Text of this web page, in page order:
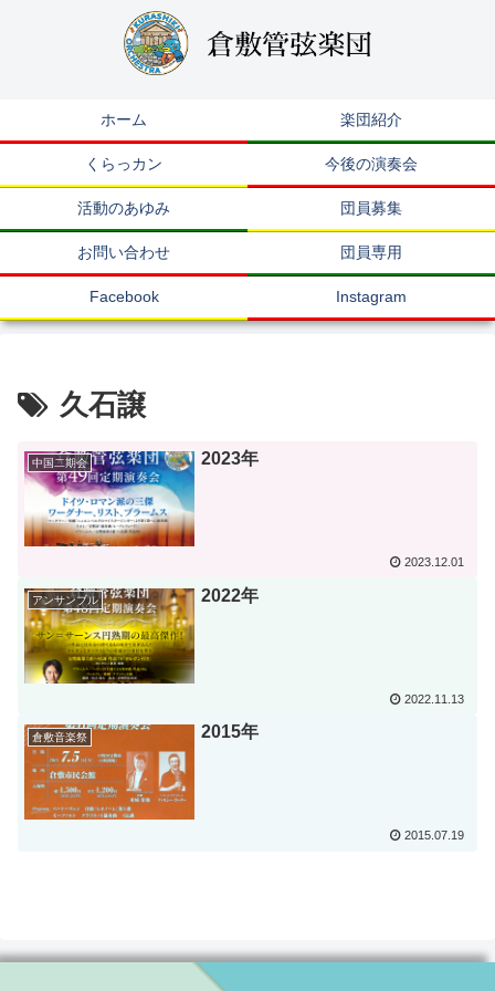
ホーム 楽団紹介
くらっカン 今後の演奏会
活動のあゆみ 団員募集
お問い合わせ 団員専用
Facebook Instagram
久石譲
中国二期会 2023年
2023.12.01
アンサンブル 2022年
2022.11.13
倉敷音楽祭 2015年
2015.07.19